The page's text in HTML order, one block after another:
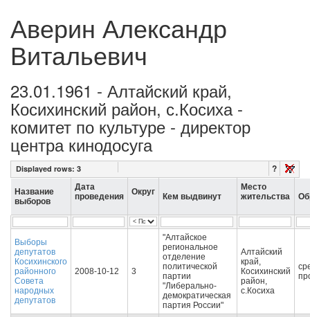
Аверин Александр
Витальевич
23.01.1961 - Алтайский край,
Косихинский район, с.Косиха -
комитет по культуре - директор
центра кинодосуга
Displayed rows: 3 ?
Название
выборов
Дата
проведения
Округ Кем выдвинут
Место
жительства
Выборы
депутатов
Косихинского
районного
Совета
народных
депутатов
2008-10-12 3
"Алтайское
региональное
отделение
политической
партии
"Либерально-
демократическая
партия России"
Алтайский
край,
Косихинский
район,
с.Косиха